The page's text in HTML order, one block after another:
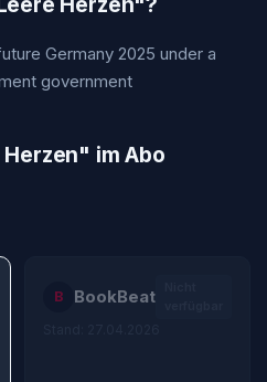
Herzen"?
Germany 2025 under a
government
" im Abo
B BookBeat